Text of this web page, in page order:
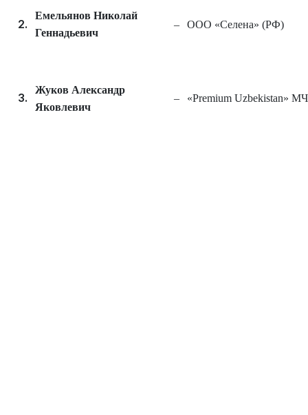
2.
Емельянов Николай
Геннадьевич
– ООО «Селена» (РФ)
3.
Жуков Александр
Яковлевич
– «Premium Uzbekistan»